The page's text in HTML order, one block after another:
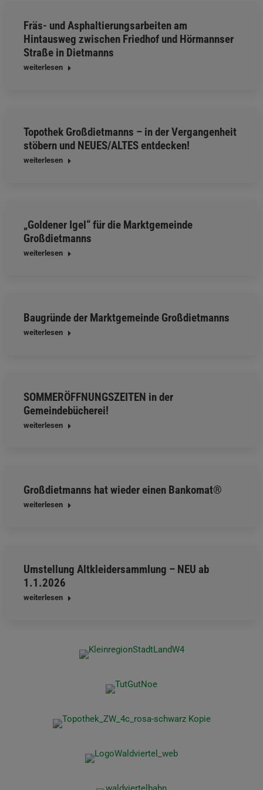
Fräs- und Asphaltierungsarbeiten am
Hintausweg zwischen Friedhof und Hörmannser
Straße in Dietmanns
weiterlesen
Topothek Großdietmanns – in der Vergangenheit
stöbern und NEUES/ALTES entdecken!
weiterlesen
„Goldener Igel“ für die Marktgemeinde
Großdietmanns
weiterlesen
Baugründe der Marktgemeinde Großdietmanns
weiterlesen
SOMMERÖFFNUNGSZEITEN in der
Gemeindebücherei!
weiterlesen
Großdietmanns hat wieder einen Bankomat®
weiterlesen
Umstellung Altkleidersammlung – NEU ab
1.1.2026
weiterlesen